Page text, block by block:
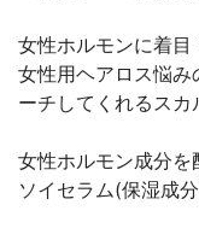
女性ホルモンに着目
女性用ヘアロス悩み
ーチしてくれるスカ
女性ホルモン成分を
ソイセラム(保湿成